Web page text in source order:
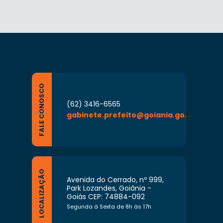
FALE CONOSCO
(62) 3416-6565
gabinete.prefeito@goiania.go.gov.br
LOCALIZAÇÃO
Avenida do Cerrado, nº 999,
Park Lozandes, Goiânia -
Goiás CEP: 74884-092
Segunda à Sexta de 8h às 17h